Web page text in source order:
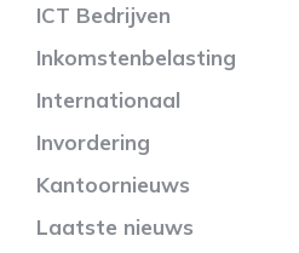
ICT Bedrijven
Inkomstenbelasting
Internationaal
Invordering
Kantoornieuws
Laatste nieuws